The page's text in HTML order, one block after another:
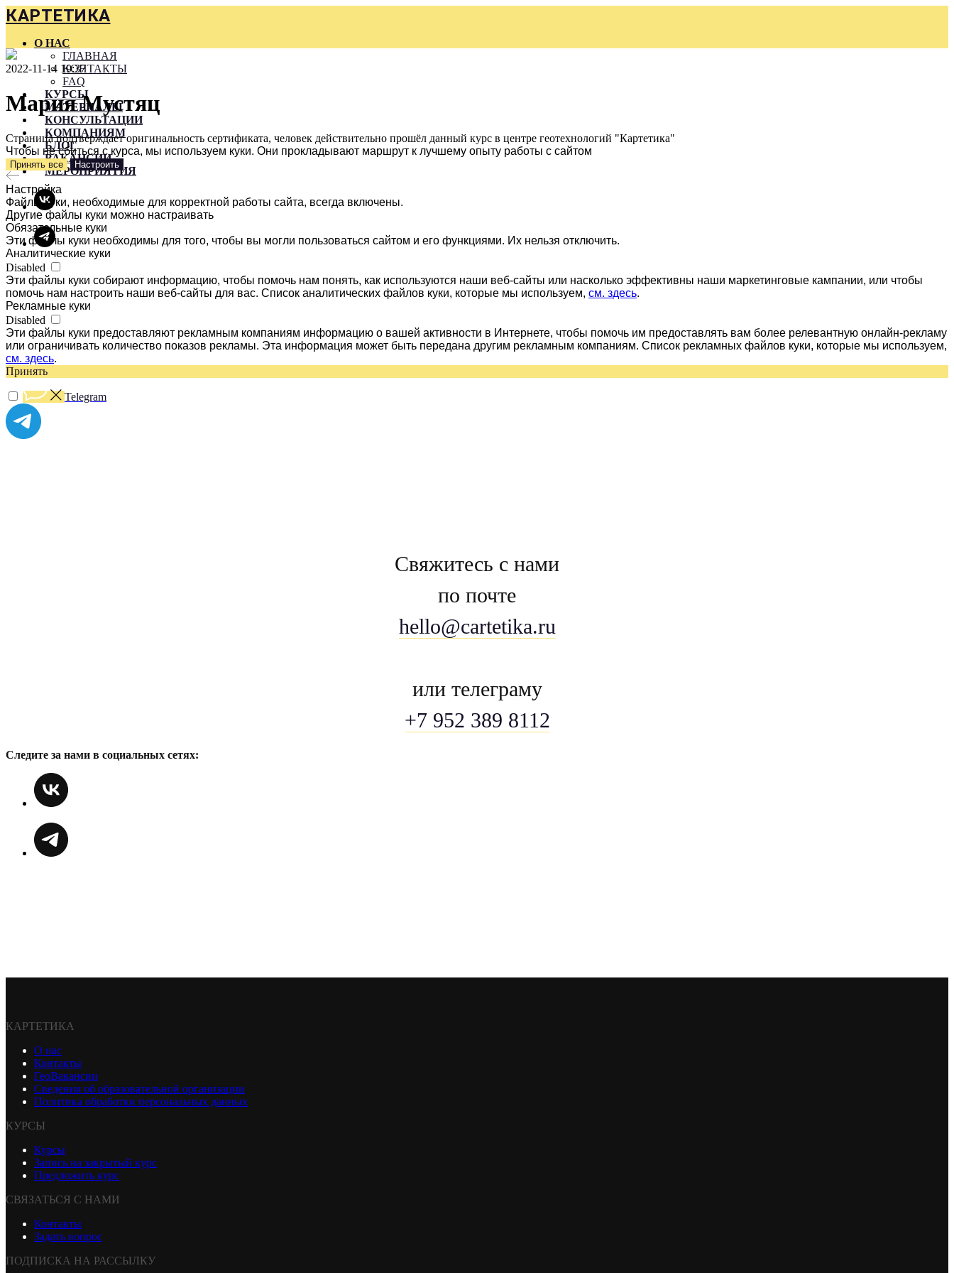
КАРТЕТИКА
О НАС
ГЛАВНАЯ
КОНТАКТЫ
FAQ
КУРСЫ
МАТЕРИАЛЫ
КОНСУЛЬТАЦИИ
КОМПАНИЯМ
БЛОГ
ВАКАНСИИ
МЕРОПРИЯТИЯ
2022-11-14 19:37
Мария Мустяц
Страница подтверждает оригинальность сертификата, человек действительно прошёл данный курс в центре геотехнологий "Картетика"
Чтобы не сбиться с курса, мы используем куки. Они прокладывают маршрут к лучшему опыту работы с сайтом
Принять все Настроить
Настройка
Файлы куки, необходимые для корректной работы сайта, всегда включены.
Другие файлы куки можно настраивать
Обязательные куки
Эти файлы куки необходимы для того, чтобы вы могли пользоваться сайтом и его функциями. Их нельзя отключить.
Аналитические куки
Disabled
Эти файлы куки собирают информацию, чтобы помочь нам понять, как используются наши веб-сайты или насколько эффективны наши маркетинговые кампании, или чтобы
помочь нам настроить наши веб-сайты для вас. Список аналитических файлов куки, которые мы используем, см. здесь.
Рекламные куки
Disabled
Эти файлы куки предоставляют рекламным компаниям информацию о вашей активности в Интернете, чтобы помочь им предоставлять вам более релевантную онлайн-рекламу
или ограничивать количество показов рекламы. Эта информация может быть передана другим рекламным компаниям. Список рекламных файлов куки, которые мы используем,
см. здесь.
Принять
Telegram
Свяжитесь с нами
по почте
hello@cartetika.ru
или телеграму
+7 952 389 8112
Следите за нами в социальных сетях:
КАРТЕТИКА
О нас
Контакты
ГеоВакансии
Сведения об образовательной организации
Политика обработки персональных данных
КУРСЫ
Курсы
Запись на закрытый курс
Предложить курс
СВЯЗАТЬСЯ С НАМИ
Контакты
Задать вопрос
ПОДПИСКА НА РАССЫЛКУ